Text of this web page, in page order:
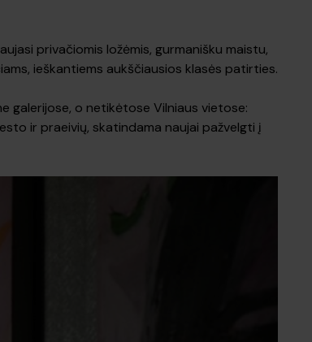
privačiomis ložėmis, gurmanišku maistu,
ieškantiems aukščiausios klasės patirties.
galerijose, o netikėtose Vilniaus vietose:
ir praeivių, skatindama naujai pažvelgti į